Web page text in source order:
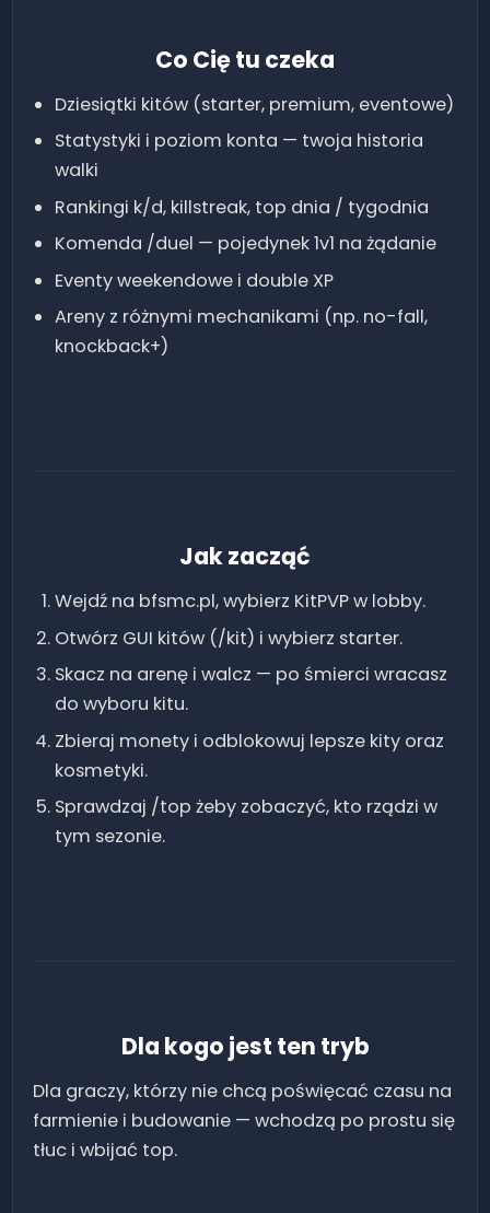
Co Cię tu czeka
Dziesiątki kitów (starter, premium, eventowe)
Statystyki i poziom konta — twoja historia
walki
Rankingi k/d, killstreak, top dnia / tygodnia
Komenda /duel — pojedynek 1v1 na żądanie
Eventy weekendowe i double XP
Areny z różnymi mechanikami (np. no-fall,
knockback+)
Jak zacząć
Wejdź na bfsmc.pl, wybierz KitPVP w lobby.
Otwórz GUI kitów (/kit) i wybierz starter.
Skacz na arenę i walcz — po śmierci wracasz
do wyboru kitu.
Zbieraj monety i odblokowuj lepsze kity oraz
kosmetyki.
Sprawdzaj /top żeby zobaczyć, kto rządzi w
tym sezonie.
Dla kogo jest ten tryb
Dla graczy, którzy nie chcą poświęcać czasu na
farmienie i budowanie — wchodzą po prostu się
tłuc i wbijać top.